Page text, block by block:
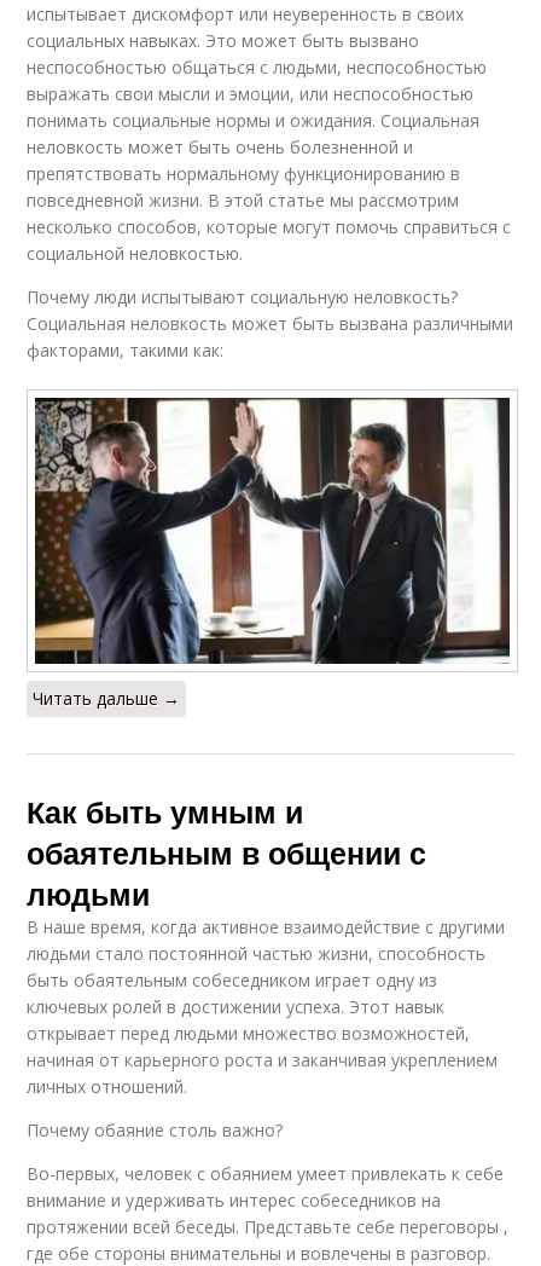
испытывает дискомфорт или неуверенность в своих
социальных навыках. Это может быть вызвано
неспособностью общаться с людьми, неспособностью
выражать свои мысли и эмоции, или неспособностью
понимать социальные нормы и ожидания. Социальная
неловкость может быть очень болезненной и
препятствовать нормальному функционированию в
повседневной жизни. В этой статье мы рассмотрим
несколько способов, которые могут помочь справиться с
социальной неловкостью.
Почему люди испытывают социальную неловкость?
Социальная неловкость может быть вызвана различными
факторами, такими как:
Читать дальше →
Как быть умным и
обаятельным в общении с
людьми
В наше время, когда активное взаимодействие с другими
людьми стало постоянной частью жизни, способность
быть обаятельным собеседником играет одну из
ключевых ролей в достижении успеха. Этот навык
открывает перед людьми множество возможностей,
начиная от карьерного роста и заканчивая укреплением
личных отношений.
Почему обаяние столь важно?
Во-первых, человек с обаянием умеет привлекать к себе
внимание и удерживать интерес собеседников на
протяжении всей беседы. Представьте себе переговоры ,
где обе стороны внимательны и вовлечены в разговор.